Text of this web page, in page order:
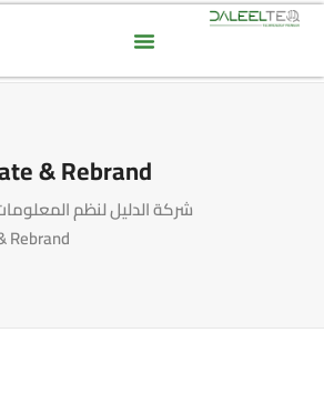
& Rebrand
شركة الدليل لنظم
Rebrand